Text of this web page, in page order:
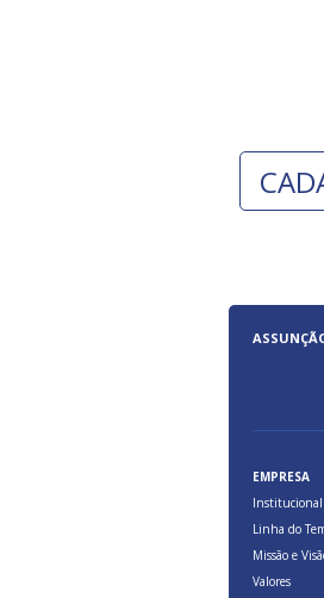
EMPRESA
Institucional
Linha do
Missão e
Valores